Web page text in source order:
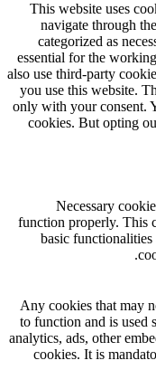
This website uses
navigate through
categorized as
essential for the
also use third-party
you use this website.
only with your consent.
cookies. But opting
Necessary
function properly. This
basic functionalities
Any cookies that may
to function and is used
analytics, ads, other
cookies. It is